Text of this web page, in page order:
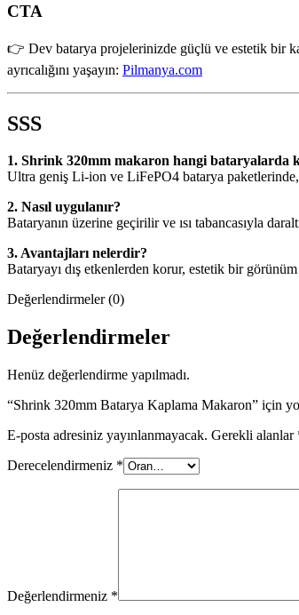
CTA
👉 Dev batarya projelerinizde güçlü ve estetik bir
ayrıcalığını yaşayın: Pilmanya.com
SSS
1. Shrink 320mm makaron hangi bataryalarda
Ultra geniş Li-ion ve LiFePO4 batarya
2. Nasıl uygulanır?
Bataryanın üzerine geçirilir ve ısı tabancasıyla
3. Avantajları nelerdir?
Bataryayı dış etkenlerden korur, estetik bir
Değerlendirmeler (0)
Değerlendirmeler
Henüz değerlendirme yapılmadı.
“Shrink 320mm Batarya Kaplama Makaron” için
E-posta adresiniz yayınlanmayacak. Gerekli alanlar
Derecelendirmeniz *
Değerlendirmeniz *